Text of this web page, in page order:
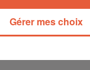
Gérer mes choix